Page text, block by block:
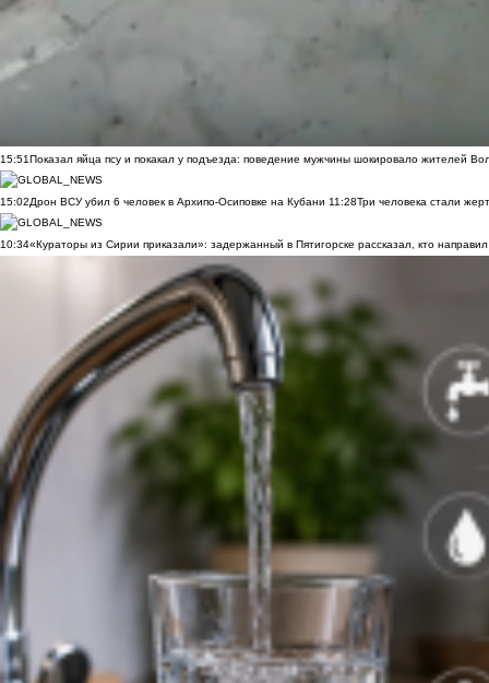
15:51Показал яйца псу и покакал у подъезда: поведение мужчины шокировало жителей
15:02Дрон ВСУ убил 6 человек в Архипо-Осиповке на Кубани 11:28Три человека стали
10:34«Кураторы из Сирии приказали»: задержанный в Пятигорске рассказал, кто направил